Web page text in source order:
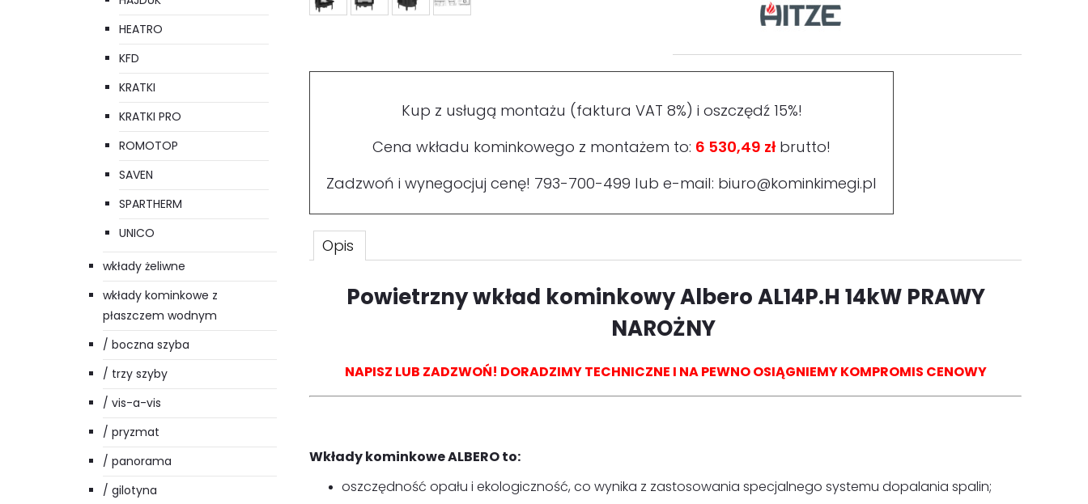
HEATRO
KFD
KRATKI
KRATKI PRO
ROMOTOP
SAVEN
SPARTHERM
UNICO
wkłady żeliwne
wkłady kominkowe z
płaszczem wodnym
/ boczna szyba
/ trzy szyby
/ vis-a-vis
/ pryzmat
/ panorama
/ gilotyna
Kup z usługą montażu (faktura VAT 8%) i oszczędź 15%!
Cena wkładu kominkowego z montażem to: 6 530,49 złbrutto!
Zadzwoń i wynegocjuj cenę! 793-700-499 lub e-mail: biuro@kominkimegi.pl
Opis
Powietrzny wkład kominkowyAlberoAL14P.H 14kW PRAWY
NAROŻNY
NAPISZ LUB ZADZWOŃ! DORADZIMY TECHNICZNE I NA PEWNO OSIĄGNIEMY KOMPROMIS CENOWY
Wkłady kominkowe ALBERO to:
oszczędność opału i ekologiczność, co wynika z zastosowania specjalnego systemu dopalania spalin;